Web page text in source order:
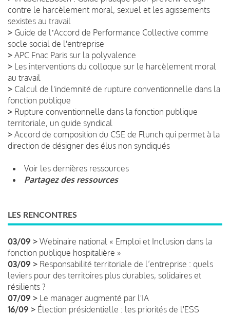
contre le harcèlement moral, sexuel et les agissements
sexistes au travail
> Guide de lʼAccord de Performance Collective comme
socle social de l'entreprise
> APC Fnac Paris sur la polyvalence
> Les interventions du colloque sur le harcèlement moral
au travail
> Calcul de l'indemnité de rupture conventionnelle dans la
fonction publique
> Rupture conventionnelle dans la fonction publique
territoriale, un guide syndical
> Accord de composition du CSE de Flunch qui permet à la
direction de désigner des élus non syndiqués
Voir les dernières ressources
Partagez des ressources
LES RENCONTRES
03/09 > Webinaire national « Emploi et Inclusion dans la
fonction publique hospitalière »
03/09 > Responsabilité territoriale de l’entreprise : quels
leviers pour des territoires plus durables, solidaires et
résilients ?
07/09 > Le manager augmenté par l'IA
16/09 > Élection présidentielle : les priorités de l'ESS